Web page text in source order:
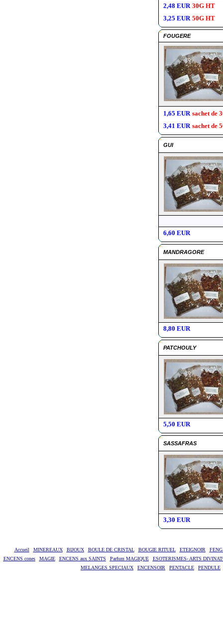
2,48 EUR 30G HT
3,25 EUR 50G HT
FOUGERE
1,65 EUR sachet de
3,41 EUR sachet de
GUI
6,60 EUR
MANDRAGORE
8,80 EUR
PATCHOULY
5,50 EUR
SASSAFRAS
3,30 EUR
Accueil MINEREAUX BIJOUX BOULE DE CRISTAL BOUGIE RITUEL ETEIGNOIR
ENCENS cones
MAGIE ENCENS aux SAINTS Parfum MAGIQUE
ESOTERISMES- ARTS
MELANGES SPECIAUX
ENCENSOIR PENTACLE PENDULE